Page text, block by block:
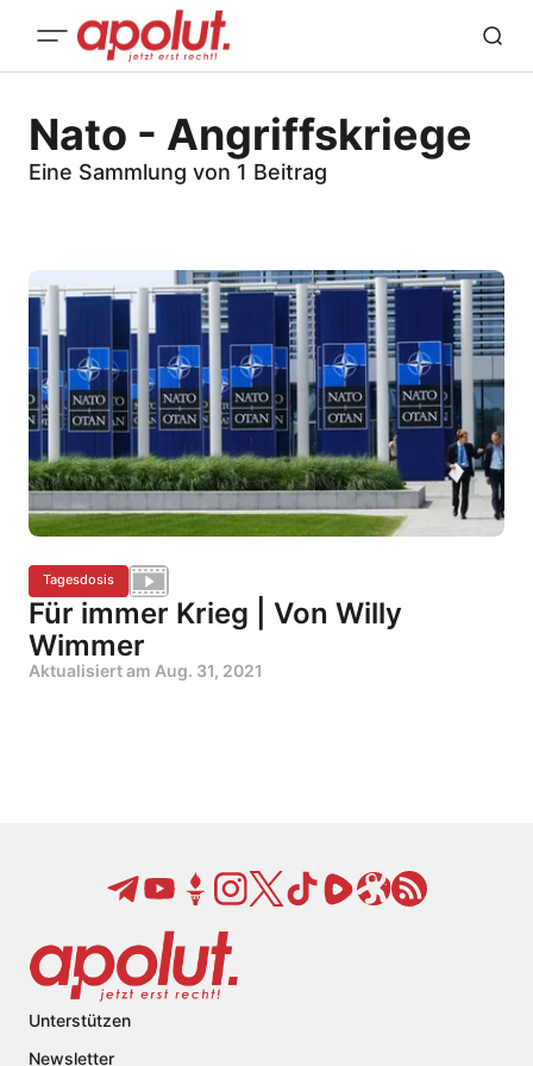
Nato - Angriffskriege
Eine Sammlung von 1 Beitrag
Tagesdosis
Für immer Krieg | Von Willy
Wimmer
Aktualisiert am Aug. 31, 2021
Unterstützen
Newsletter